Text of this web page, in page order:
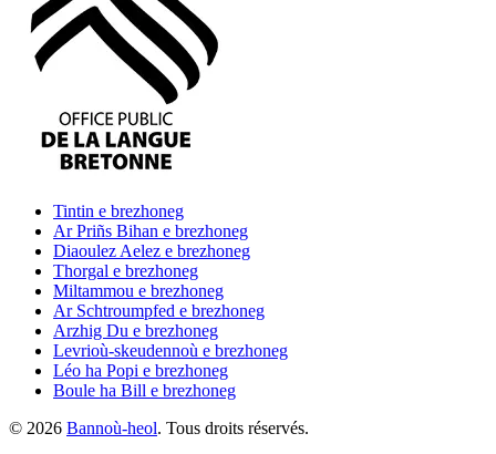
Tintin e brezhoneg
Ar Priñs Bihan e brezhoneg
Diaoulez Aelez e brezhoneg
Thorgal e brezhoneg
Miltammou e brezhoneg
Ar Schtroumpfed e brezhoneg
Arzhig Du e brezhoneg
Levrioù-skeudennoù e brezhoneg
Léo ha Popi e brezhoneg
Boule ha Bill e brezhoneg
© 2026 Bannoù-heol. Tous droits réservés.